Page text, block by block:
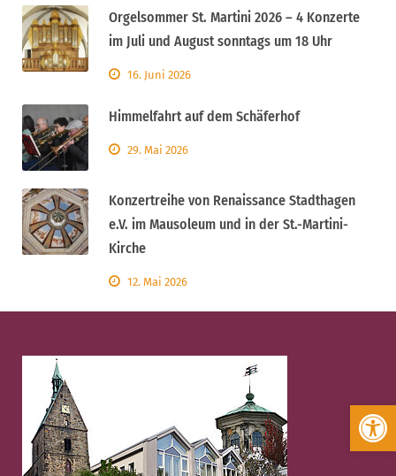
Werkzeugleiste öffnen
Orgelsommer St. Martini 2026 – 4 Konzerte
im Juli und August sonntags um 18 Uhr
16. Juni 2026
Himmelfahrt auf dem Schäferhof
29. Mai 2026
Konzertreihe von Renaissance Stadthagen
e.V. im Mausoleum und in der St.-Martini-
Kirche
12. Mai 2026